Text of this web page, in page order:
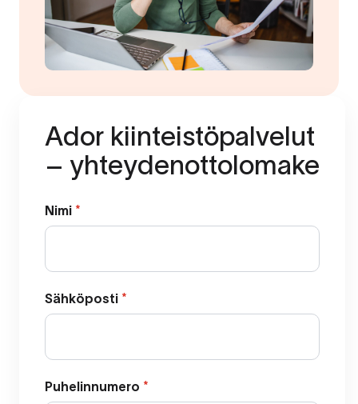
Ador kiinteistöpalvelut
– yhteydenottolomake
Nimi *
Sähköposti *
Puhelinnumero *